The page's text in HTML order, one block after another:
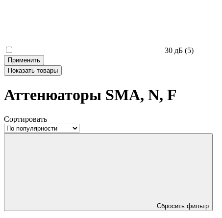
30 дБ (5)
Применить
Показать товары
Аттенюаторы SMA, N, F
Сортировать
Сбросить фильтр